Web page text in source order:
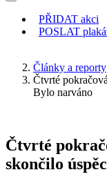
PŘIDAT akci
POSLAT
Články a reporty
Čtvrté
Bylo narváno
Čtvrté
skončilo